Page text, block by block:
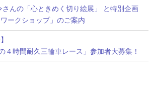
んの「心ときめく切り絵展」 と特別企画
ークショップ」のご案内
４時間耐久三輪車レース」参加者大募集！